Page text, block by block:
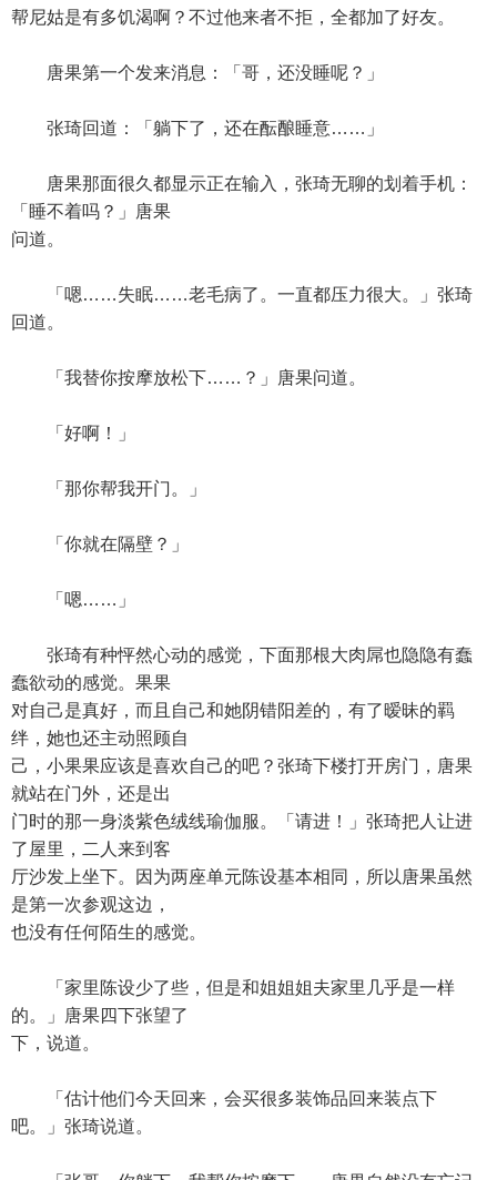
帮尼姑是有多饥渴啊？不过他来者不拒，全都加了好友。
唐果第一个发来消息：「哥，还没睡呢？」
张琦回道：「躺下了，还在酝酿睡意……」
唐果那面很久都显示正在输入，张琦无聊的划着手机：
「睡不着吗？」唐果
问道。
「嗯……失眠……老毛病了。一直都压力很大。」张琦
回道。
「我替你按摩放松下……？」唐果问道。
「好啊！」
「那你帮我开门。」
「你就在隔壁？」
「嗯……」
张琦有种怦然心动的感觉，下面那根大肉屌也隐隐有蠢
蠢欲动的感觉。果果
对自己是真好，而且自己和她阴错阳差的，有了暧昧的羁
绊，她也还主动照顾自
己，小果果应该是喜欢自己的吧？张琦下楼打开房门，唐果
就站在门外，还是出
门时的那一身淡紫色绒线瑜伽服。「请进！」张琦把人让进
了屋里，二人来到客
厅沙发上坐下。因为两座单元陈设基本相同，所以唐果虽然
是第一次参观这边，
也没有任何陌生的感觉。
「家里陈设少了些，但是和姐姐姐夫家里几乎是一样
的。」唐果四下张望了
下，说道。
「估计他们今天回来，会买很多装饰品回来装点下
吧。」张琦说道。